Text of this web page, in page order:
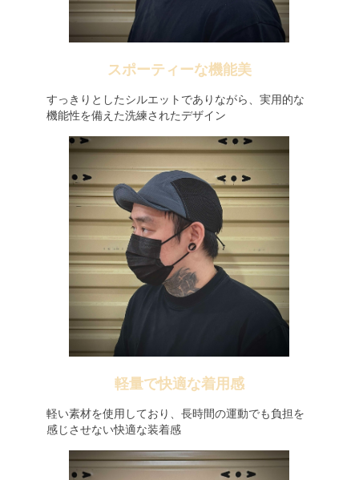
スポーティーな機能美
すっきりとしたシルエットでありながら、実用的な
機能性を備えた洗練されたデザイン
軽量で快適な着用感
軽い素材を使用しており、長時間の運動でも負担を
感じさせない快適な装着感